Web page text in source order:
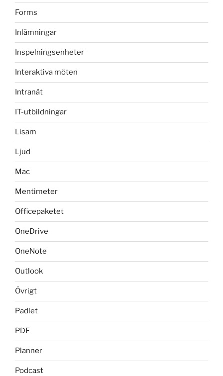
Forms
Inlämningar
Inspelningsenheter
Interaktiva möten
Intranät
IT-utbildningar
Lisam
Ljud
Mac
Mentimeter
Officepaketet
OneDrive
OneNote
Outlook
Övrigt
Padlet
PDF
Planner
Podcast